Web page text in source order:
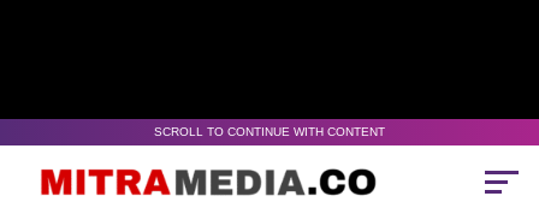
SCROLL TO CONTINUE WITH CONTENT